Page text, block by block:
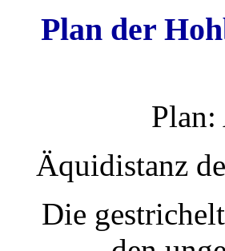
Plan der
Äquidistanz
Die